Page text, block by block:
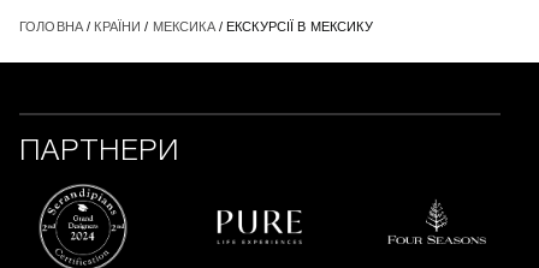
ГОЛОВНА/ КРАЇНИ / МЕКСИКА/ ЕКСКУРСІЇ В МЕКСИКУ
ПАРТНЕРИ